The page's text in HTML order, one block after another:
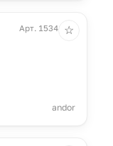
Арт. 15341.30
andor
☆